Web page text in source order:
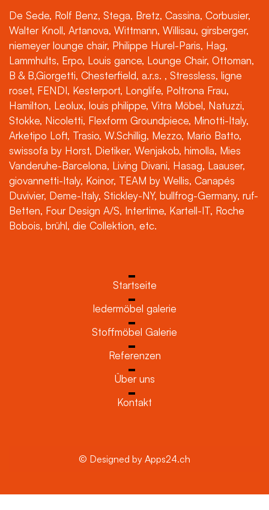
De Sede, Rolf Benz, Stega, Bretz, Cassina, Corbusier,
Walter Knoll, Artanova, Wittmann, Willisau, girsberger,
niemeyer lounge chair, Philippe Hurel-Paris, Hag,
Lammhults, Erpo, Louis gance, Lounge Chair, Ottoman,
B & B,Giorgetti, Chesterfield, a.r.s. , Stressless, ligne
roset, FENDI, Kesterport, Longlife, Poltrona Frau,
Hamilton, Leolux, louis philippe, Vitra Möbel, Natuzzi,
Stokke, Nicoletti, Flexform Groundpiece, Minotti-Italy,
Arketipo Loft, Trasio, W.Schillig, Mezzo, Mario Batto,
swissofa by Horst, Dietiker, Wenjakob, himolla, Mies
Vanderuhe-Barcelona, Living Divani, Hasag, Laauser,
giovannetti-Italy, Koinor, TEAM by Wellis, Canapés
Duvivier, Deme-Italy, Stickley-NY, bullfrog-Germany, ruf-
Betten, Four Design A/S, Intertime, Kartell-IT, Roche
Bobois, brühl, die Collektion, etc.
Startseite
ledermöbel galerie
Stoffmöbel Galerie
Referenzen
Über uns
Kontakt
© Designed by Apps24.ch